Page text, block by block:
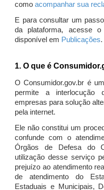
como acompanhar sua
E para consultar um
da plataforma, acesse
disponível em Publicações.
1. O que é
O Consumidor.gov.br é
permite a interlocução
empresas para solução
pela internet.
Ele não constitui um
confunde com o
Órgãos de Defesa do
utilização desse serviço
prejuízo ao atendimento
de atendimento do
Estaduais e Municipais,